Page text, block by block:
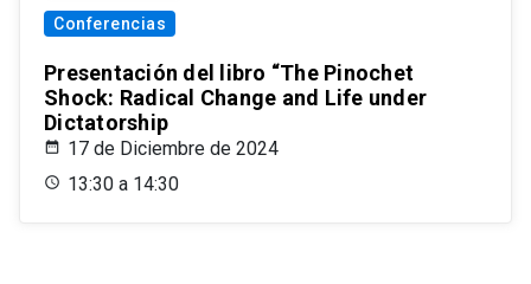
Conferencias
Presentación del libro “The Pinochet
Shock: Radical Change and Life under
Dictatorship
17 de Diciembre de 2024
13:30 a 14:30